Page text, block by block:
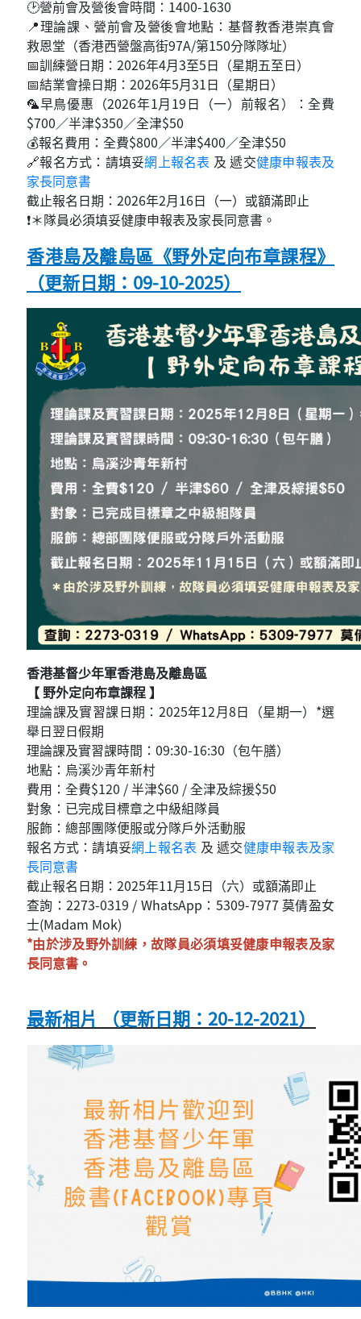
🕑營前會及營後會時間：1400-1630
📍理論課、營前會及營後會地點：基督教香港崇真會
救恩堂（香港西營盤高街97A/第150分隊隊址）
📅訓練營日期：2026年4月3至5日（星期五至日）
📅結業會操日期：2026年5月31日（星期日）
🦜早鳥優惠（2026年1月19日（一）前報名）：全費
$700／半津$350／全津$50
💰報名費用：全費$800／半津$400／全津$50
🔗報名方式：請填妥網上報名表 及 遞交健康申報表及
家長同意書
截止報名日期：2026年2月16日（一）或額滿即止
❗＊隊員必須填妥健康申報表及家長同意書。
香港島及離島區《野外定向布章課程》
（更新日期：09-10-2025）
香港基督少年軍香港島及離島區
【 野外定向布章課程 】
理論課及實習課日期：2025年12月8日（星期一）*選
舉日翌日假期
理論課及實習課時間：09:30-16:30（包午膳）
地點：烏溪沙青年新村
費用：全費$120 / 半津$60 / 全津及綜援$50
對象：已完成目標章之中級組隊員
服飾：總部團隊便服或分隊戶外活動服
報名方式：請填妥網上報名表 及 遞交健康申報表及家
長同意書
截止報名日期：2025年11月15日（六）或額滿即止
查詢：2273-0319 / WhatsApp：5309-7977 莫倩盈女
士(Madam Mok)
*由於涉及野外訓練，故隊員必須填妥健康申報表及家
長同意書。
最新相片 （更新日期：20-12-2021）